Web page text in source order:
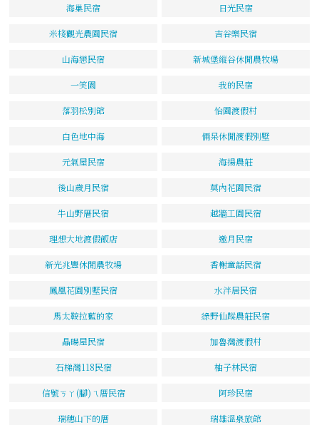
海巢民宿 日光民宿
米棧觀光農園民宿 吉谷樂民宿
山海戀民宿 新城堡縱谷休閒農牧場
一笑園 我的民宿
落羽松別館 怡園渡假村
白色地中海 倆呆休閒渡假別墅
元氣屋民宿 海揚農莊
後山歲月民宿 莫內花園民宿
牛山野厝民宿 越牆工園民宿
理想大地渡假飯店 邀月民宿
新光兆豐休閒農牧場 香榭童話民宿
鳳凰花園別墅民宿 水泮居民宿
馬太鞍拉藍的家 綠野仙蹤農莊民宿
晶暘屋民宿 加魯灣渡假村
石梯灣118民宿 柚子林民宿
信號ㄎㄚ(腳)ㄟ厝民宿 阿珍民宿
瑞穗山下的厝 瑞雄溫泉旅館